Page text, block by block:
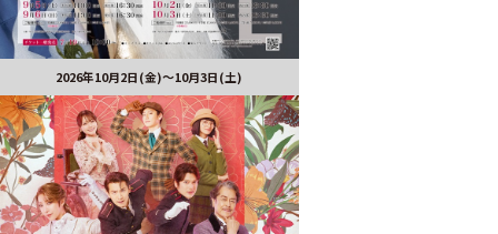
2026年10月2日(金)～10月3日(土)